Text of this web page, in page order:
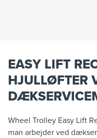
EASY LIFT
HJULLØFTER
Wheel Trolley Easy Lift
man arbejder ved